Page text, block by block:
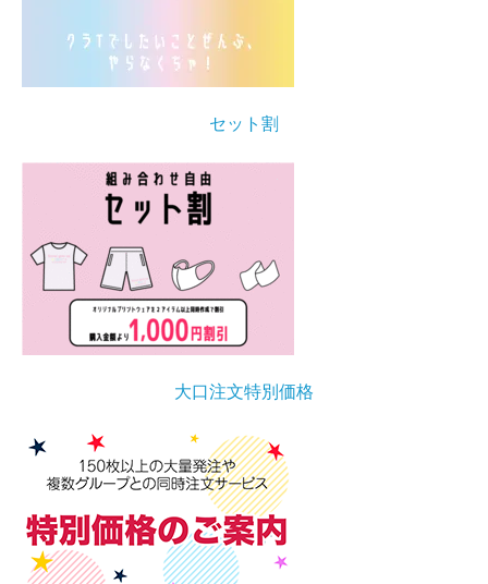
セット割
大口注文特別価格